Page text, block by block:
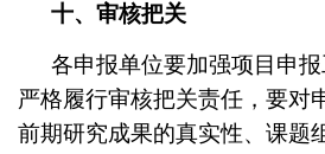
十、审核把关
各申报单位要加强项目申报
严格履行审核把关责任，要对
前期研究成果的真实性、课题